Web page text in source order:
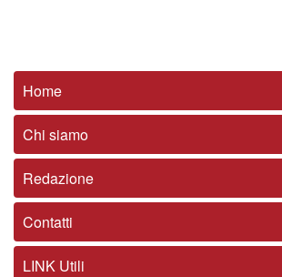
Home
Chi siamo
Redazione
Contatti
LINK Utili